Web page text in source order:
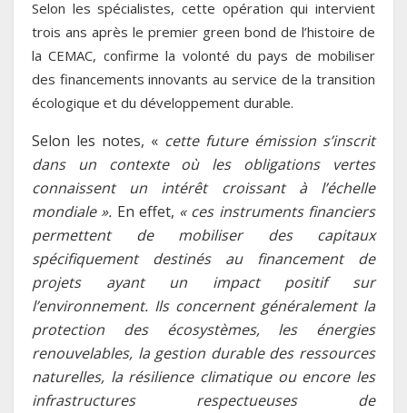
Selon les spécialistes, cette opération qui intervient
trois ans après le premier green bond de l’histoire de
la CEMAC, confirme la volonté du pays de mobiliser
des financements innovants au service de la transition
écologique et du développement durable.
Selon les notes, « cette future émission s’inscrit
dans un contexte où les obligations vertes
connaissent un intérêt croissant à l’échelle
mondiale ». En effet, « ces instruments financiers
permettent de mobiliser des capitaux
spécifiquement destinés au financement de
projets ayant un impact positif sur
l’environnement. Ils concernent généralement la
protection des écosystèmes, les énergies
renouvelables, la gestion durable des ressources
naturelles, la résilience climatique ou encore les
infrastructures respectueuses de